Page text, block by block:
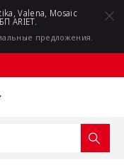
Valena, Mosaic
ARIET.
предложения.